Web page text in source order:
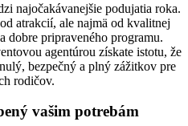
najočakávanejšie podujatia roka.
atrakcií, ale najmä od kvalitnej
dobre pripraveného programu.
agentúrou získate istotu, že
bezpečný a plný zážitkov pre
rodičov.
vašim potrebám